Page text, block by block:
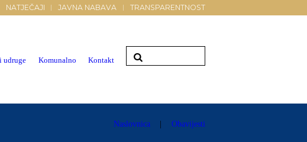
NATJEČAJI JAVNA NABAVA TRANSPARENTNOST
udruge Komunalno Kontakt
Naslovnica Obavijesti